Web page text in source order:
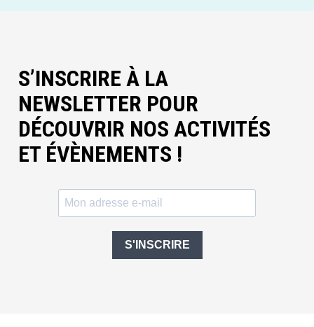
S’INSCRIRE À LA
NEWSLETTER POUR
DÉCOUVRIR NOS ACTIVITÉS
ET ÉVÈNEMENTS !
S'INSCRIRE